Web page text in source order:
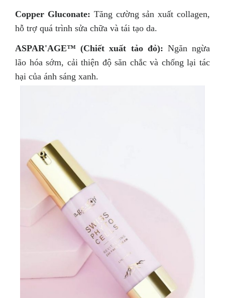
Copper Gluconate: Tăng cường sản xuất collagen,
hỗ trợ quá trình sửa chữa và tái tạo da.
ASPAR'AGE™ (Chiết xuất tảo đỏ): Ngăn ngừa
lão hóa sớm, cải thiện độ săn chắc và chống lại tác
hại của ánh sáng xanh.